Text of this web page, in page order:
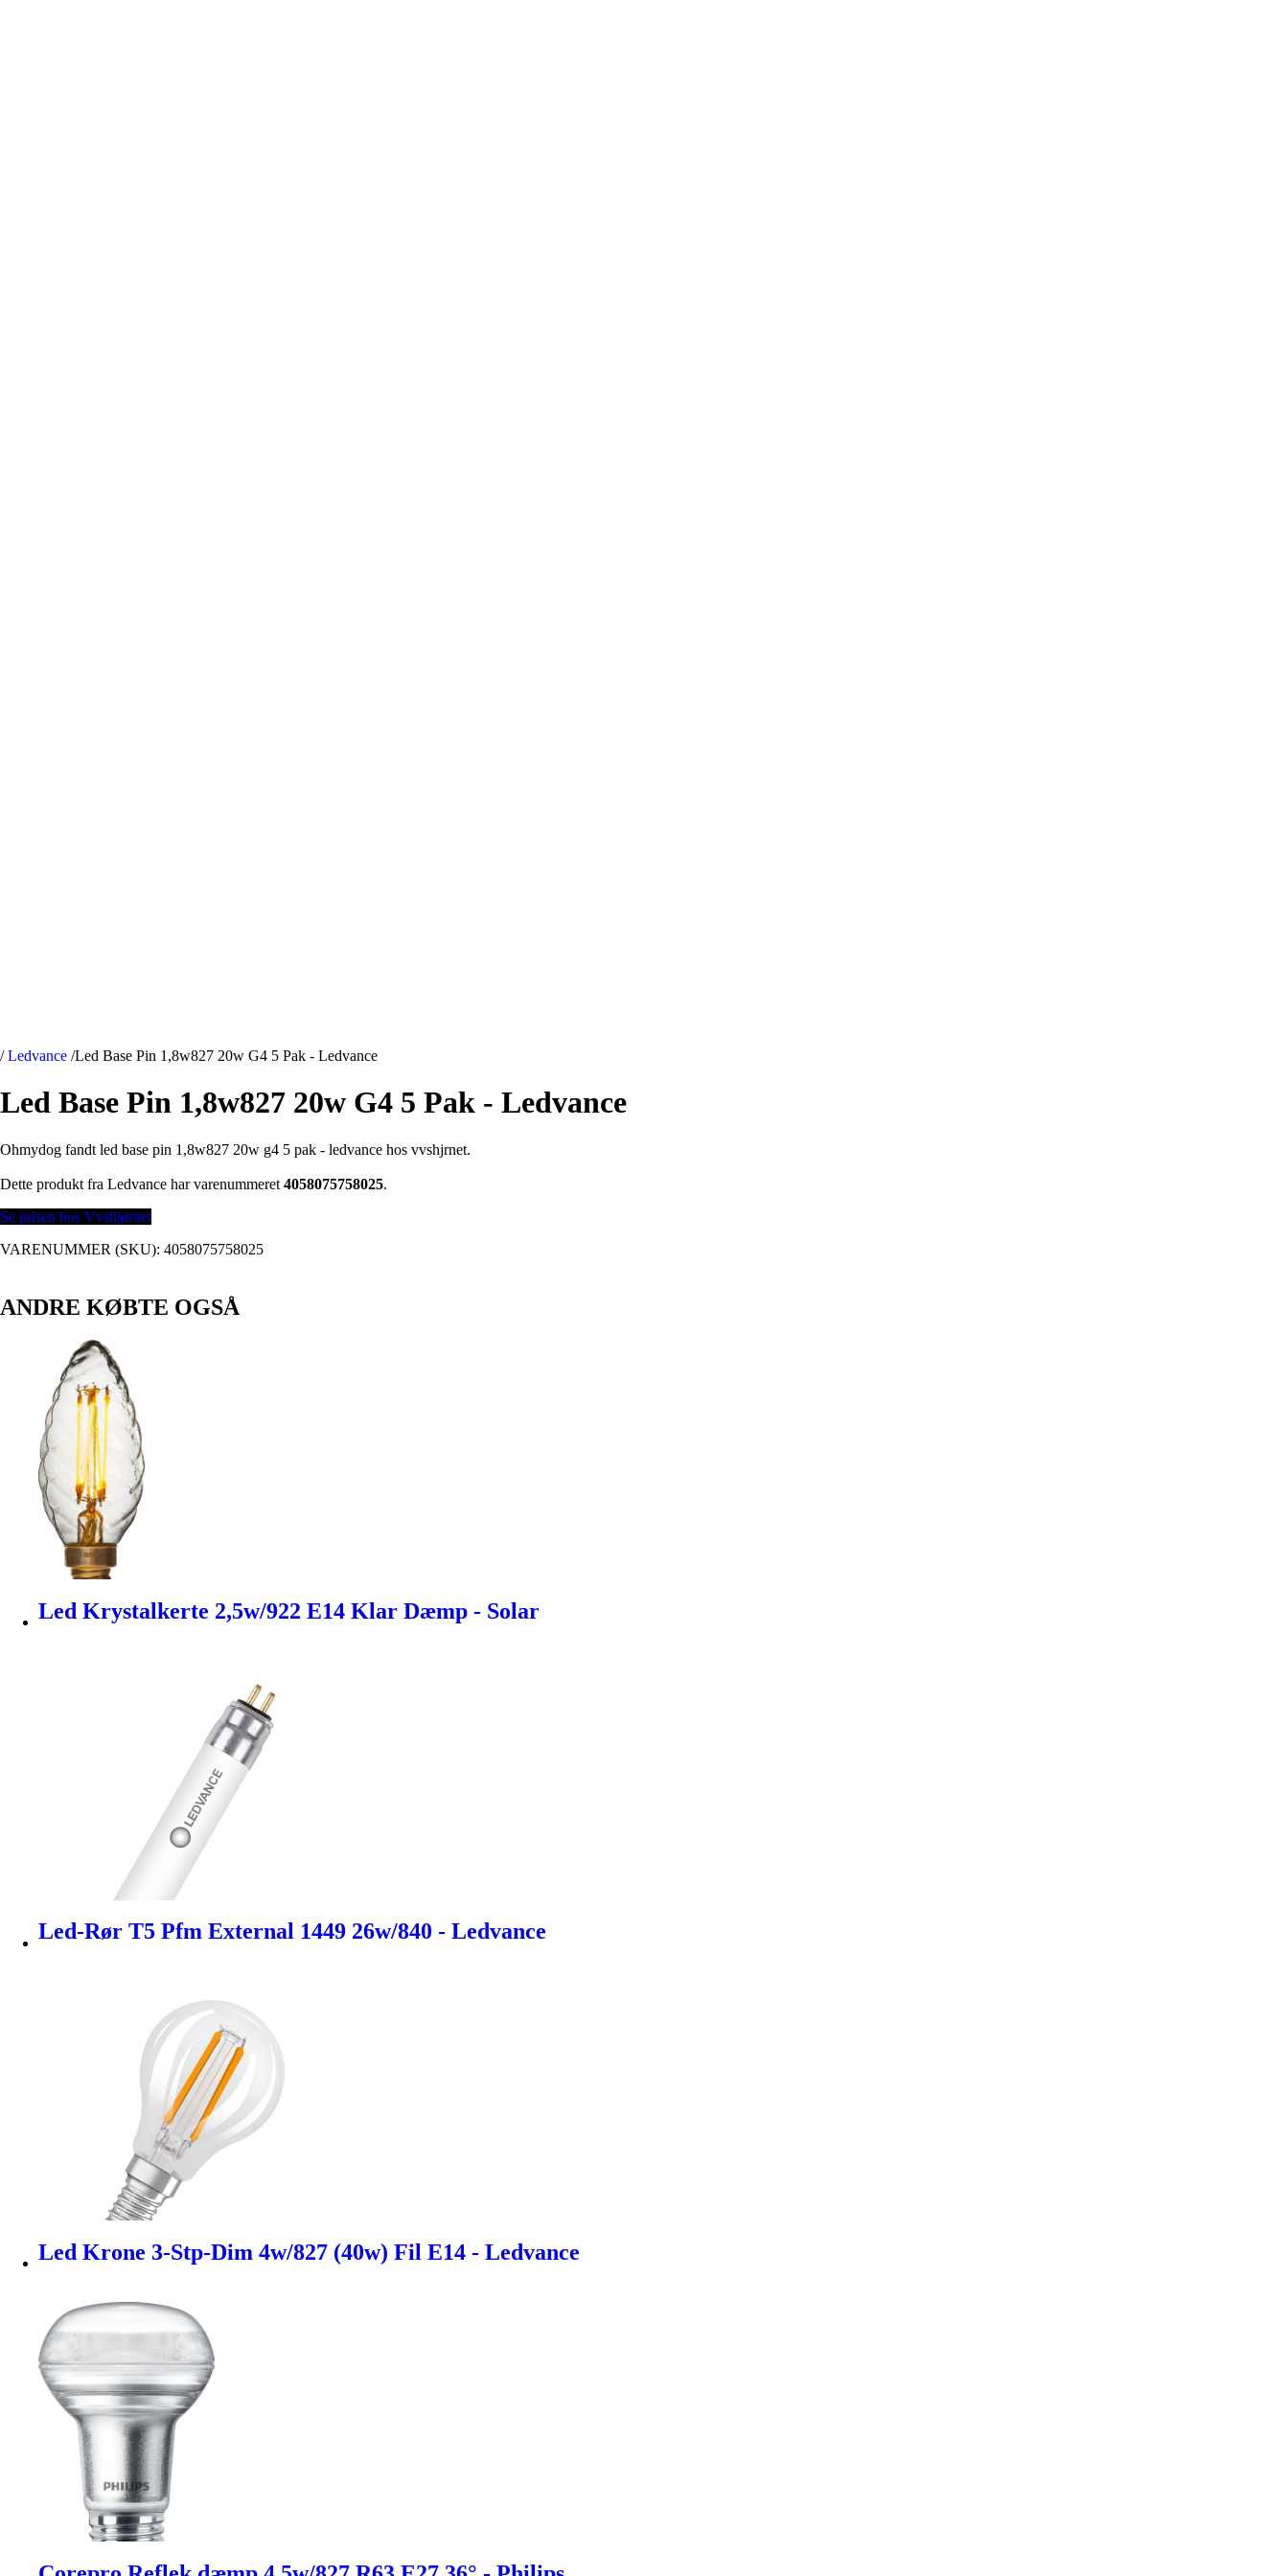
/ Ledvance /Led Base Pin 1,8w827 20w G4 5 Pak - Ledvance
Led Base Pin 1,8w827 20w G4 5 Pak - Ledvance
Ohmydog fandt led base pin 1,8w827 20w g4 5 pak - ledvance hos vvshjrnet.
Dette produkt fra Ledvance har varenummeret 4058075758025.
Se prisen hos Vvshjørnet
VARENUMMER (SKU): 4058075758025
ANDRE KØBTE OGSÅ
Led Krystalkerte 2,5w/922 E14 Klar Dæmp - Solar
Led-Rør T5 Pfm External 1449 26w/840 - Ledvance
Led Krone 3-Stp-Dim 4w/827 (40w) Fil E14 - Ledvance